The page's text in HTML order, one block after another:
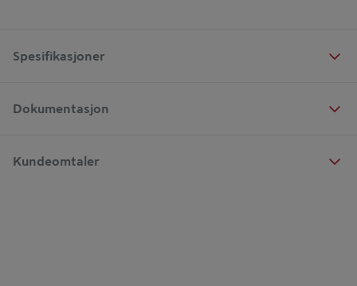
Spesifikasjoner
Dokumentasjon
Kundeomtaler